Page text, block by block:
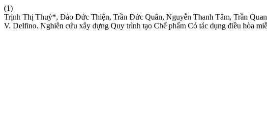
(1)
Trịnh Thị Thuỷ*, Đào Đức Thiện, Trần Đức Quân, Nguyễn Thanh Tâm, Trần
V. Delfino. Nghiên cứu xây dựng Quy trình tạo Chế phẩm Có tác dụng điều hòa